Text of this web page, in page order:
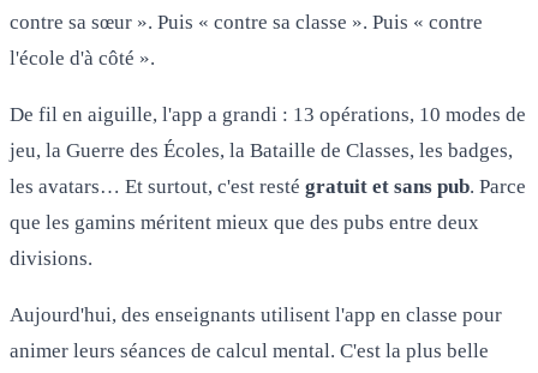
contre sa sœur ». Puis « contre sa classe ». Puis « contre
l'école d'à côté ».
De fil en aiguille, l'app a grandi : 13 opérations, 10 modes de
jeu, la Guerre des Écoles, la Bataille de Classes, les badges,
les avatars… Et surtout, c'est resté gratuit et sans pub. Parce
que les gamins méritent mieux que des pubs entre deux
divisions.
Aujourd'hui, des enseignants utilisent l'app en classe pour
animer leurs séances de calcul mental. C'est la plus belle